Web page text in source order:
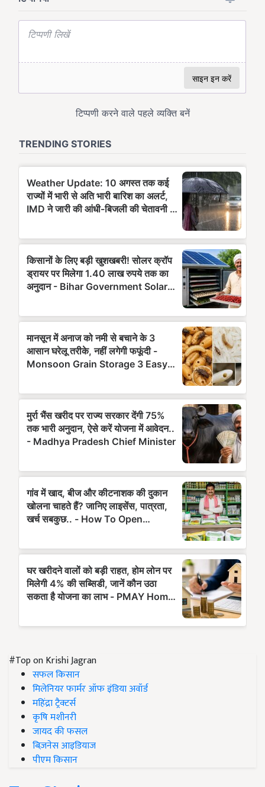
#Top on Krishi Jagran
सफल किसान
मिलेनियर फार्मर ऑफ इंडिया अवॉर्ड
महिंद्रा ट्रैक्टर्स
कृषि मशीनरी
जायद की फसल
बिज़नेस आइडियाज
पीएम किसान